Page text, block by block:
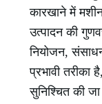
कारखाने में
उत्पादन की
नियोजन,
प्रभावी
सुनिश्चित की